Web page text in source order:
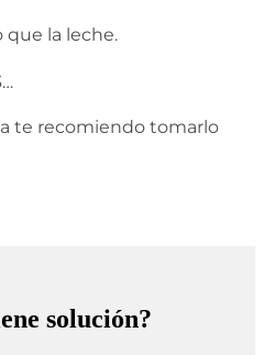
que la leche.
te recomiendo tomarlo
solución?